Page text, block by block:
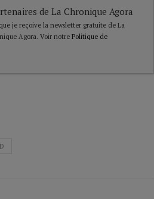
de La Chronique Agora
je reçoive la newsletter gratuite de La
Agora. Voir notre Politique de